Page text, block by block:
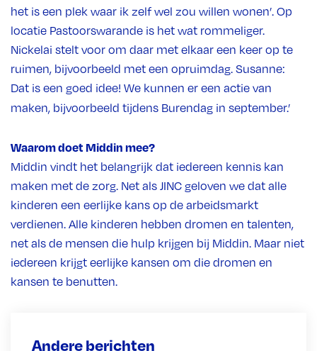
Andere berichten
het is een plek waar ik zelf wel zou willen wonen’. Op
locatie Pastoorswarande is het wat rommeliger.
Nickelai stelt voor om daar met elkaar een keer op te
ruimen, bijvoorbeeld met een opruimdag. Susanne:
Dat is een goed idee! We kunnen er een actie van
maken, bijvoorbeeld tijdens Burendag in september.’
Waarom doet Middin mee?
Middin vindt het belangrijk dat iedereen kennis kan
maken met de zorg. Net als JINC geloven we dat alle
kinderen een eerlijke kans op de arbeidsmarkt
verdienen. Alle kinderen hebben dromen en talenten,
net als de mensen die hulp krijgen bij Middin. Maar niet
iedereen krijgt eerlijke kansen om die dromen en
kansen te benutten.